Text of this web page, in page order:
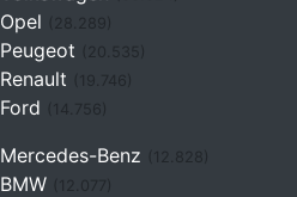
Opel
Peugeot
Renault (19.746)
Ford (14.756)
Mercedes-Benz
BMW